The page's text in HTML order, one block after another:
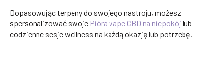
Dopasowując terpeny do swojego nastroju, możesz
spersonalizować swoje Pióra vape CBD na niepokój lub
codzienne sesje wellness na każdą okazję lub potrzebę.